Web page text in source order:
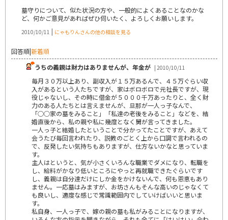
墓守りについて、似た状況の方や、一般的によくあることなのかな
ど、何かご意見があればぜひ伺いたく、よろしくお願いします。
2010/10/11 | にゃもりんさんの他の相談を見る
回答順|新着順
うちの義親は財力はありませんが、年金が | 2010/10/11
毎月３０万以上あり、副収入が１５万あるんで、４５万ぐらい収
入があるという人たちですが、家はボロボロで元社長ですが、現
役じゃないし、その時に借金が５０００千万あったりと、全く財
力のある人たちとは言えませんが、旦那が一人っ子なんで、
「○○家の墓をみること」「私達の老後をみること」などを、結
婚直後から、私の親や私に幾度となく舅が言ってきました。
一人っ子と結婚したということで分かってたことですが、あえて
会うたび毎回言われたり、説教のごとく上から口調で言われるの
で、反発したい気持ちもありますが、仕方ないかなと思っていま
す。
主人はというと、気が小さくいろんな職業でダメになり、転職を
し、給料がかなり低いところにやっと再就職できたぐらいです
し、義親は自分達だけにしか金をかけないんで、何も恩恵もあり
ません。一応墓はみますが、お坊さんもそんな高いのじゃなくて
も良いし、適度な感じで常識範囲内でしていけばいいと思いま
す。
私自身、一人っ子で、嫁の親の墓も私がみることになりますが、